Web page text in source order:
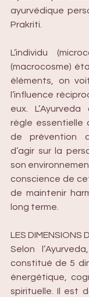
ayurvédique
Prakriti.
L’individu
(macrocosme)
éléments, on
l’influence
eux.
règle essentielle
de prévention
d’agir sur la
son
conscience de
de maintenir
long terme.
LES DIMENSIONS
Selon
constitué de 5
énergétique,
spirituelle. Il est